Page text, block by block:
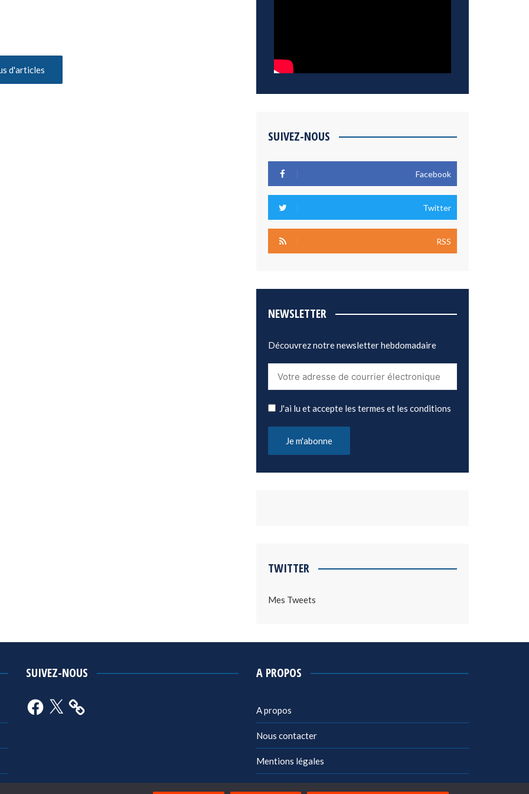
d'articles
SUIVEZ-NOUS
Facebook
Twitter
RSS
NEWSLETTER
Découvrez notre newsletter hebdomadaire
J'ai lu et accepte les termes et les conditions
TWITTER
Mes Tweets
SUIVEZ-NOUS
Facebook
X
A PROPOS
A propos
Nous contacter
Mentions légales
Politique de confidentialité